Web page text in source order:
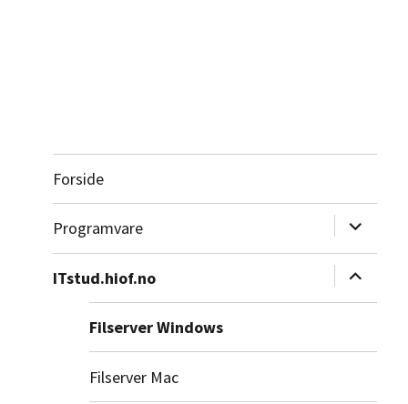
Forside
Programvare Utvid
undermeny
ITstud.hiof.no Utvid
undermeny
Filserver Windows
Filserver Mac